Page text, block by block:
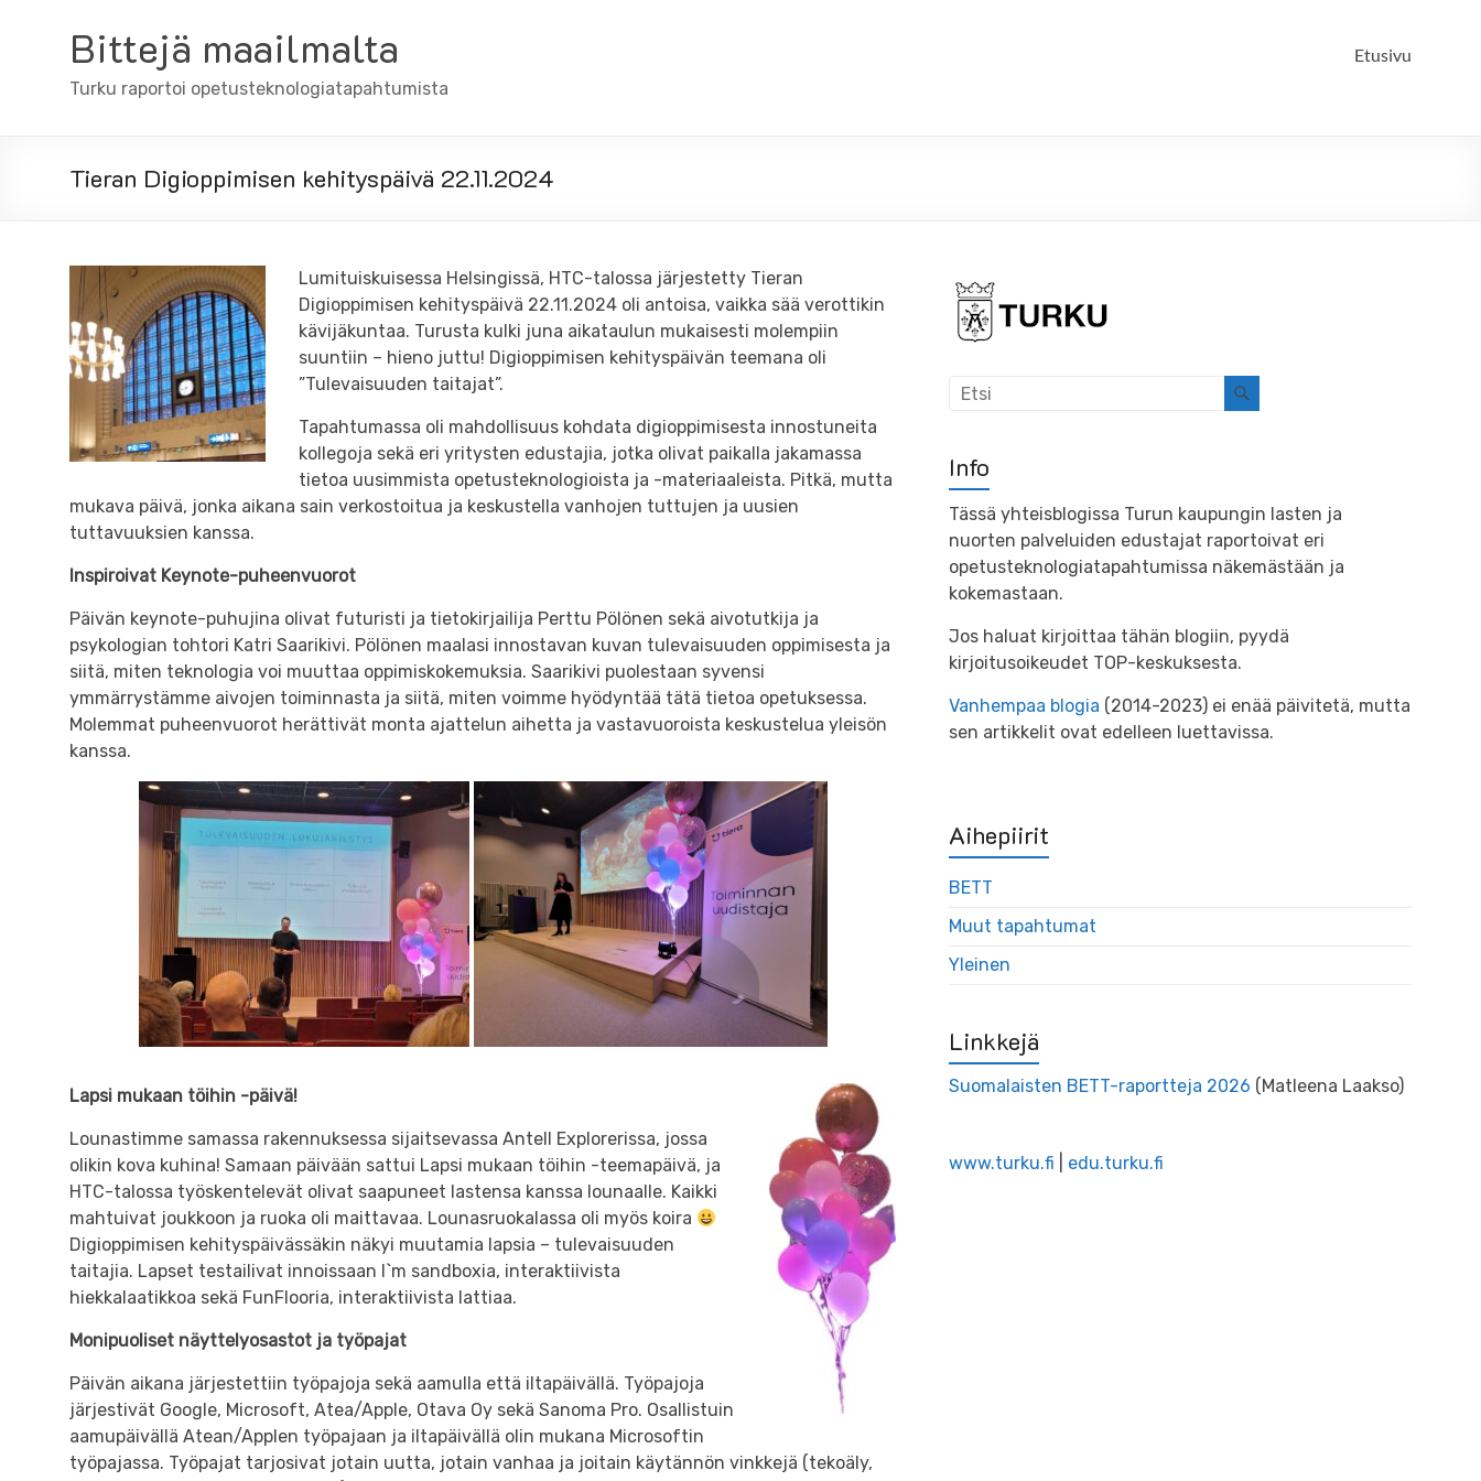
Bittejä maailmalta
Turku raportoi opetusteknologiatapahtumista
Etusivu
Tieran Digioppimisen kehityspäivä 22.11.2024
Lumituiskuisessa Helsingissä, HTC-talossa järjestetty Tieran
Digioppimisen kehityspäivä 22.11.2024 oli antoisa, vaikka sää verottikin
kävijäkuntaa. Turusta kulki juna aikataulun mukaisesti molempiin
suuntiin – hieno juttu! Digioppimisen kehityspäivän teemana oli
”Tulevaisuuden taitajat”.
Tapahtumassa oli mahdollisuus kohdata digioppimisesta innostuneita
kollegoja sekä eri yritysten edustajia, jotka olivat paikalla jakamassa
tietoa uusimmista opetusteknologioista ja -materiaaleista. Pitkä, mutta
mukava päivä, jonka aikana sain verkostoitua ja keskustella vanhojen tuttujen ja uusien
tuttavuuksien kanssa.
Inspiroivat Keynote-puheenvuorot
Päivän keynote-puhujina olivat futuristi ja tietokirjailija Perttu Pölönen sekä aivotutkija ja
psykologian tohtori Katri Saarikivi. Pölönen maalasi innostavan kuvan tulevaisuuden oppimisesta ja
siitä, miten teknologia voi muuttaa oppimiskokemuksia. Saarikivi puolestaan syvensi
ymmärrystämme aivojen toiminnasta ja siitä, miten voimme hyödyntää tätä tietoa opetuksessa.
Molemmat puheenvuorot herättivät monta ajattelun aihetta ja vastavuoroista keskustelua yleisön
kanssa.
Lapsi mukaan töihin -päivä!
Lounastimme samassa rakennuksessa sijaitsevassa Antell Explorerissa, jossa
olikin kova kuhina! Samaan päivään sattui Lapsi mukaan töihin -teemapäivä, ja
HTC-talossa työskentelevät olivat saapuneet lastensa kanssa lounaalle. Kaikki
mahtuivat joukkoon ja ruoka oli maittavaa. Lounasruokalassa oli myös koira
Digioppimisen kehityspäivässäkin näkyi muutamia lapsia – tulevaisuuden
taitajia. Lapset testailivat innoissaan I`m sandboxia, interaktiivista
hiekkalaatikkoa sekä FunFlooria, interaktiivista lattiaa.
Monipuoliset näyttelyosastot ja työpajat
Päivän aikana järjestettiin työpajoja sekä aamulla että iltapäivällä. Työpajoja
järjestivät Google, Microsoft, Atea/Apple, Otava Oy sekä Sanoma Pro. Osallistuin
aamupäivällä Atean/Applen työpajaan ja iltapäivällä olin mukana Microsoftin
työpajassa. Työpajat tarjosivat jotain uutta, jotain vanhaa ja joitain käytännön vinkkejä (tekoäly,
Info
Tässä yhteisblogissa Turun kaupungin lasten ja
nuorten palveluiden edustajat raportoivat eri
opetusteknologiatapahtumissa näkemästään ja
kokemastaan.
Jos haluat kirjoittaa tähän blogiin, pyydä
kirjoitusoikeudet TOP-keskuksesta.
Vanhempaa blogia (2014-2023) ei enää päivitetä, mutta
sen artikkelit ovat edelleen luettavissa.
Aihepiirit
BETT
Muut tapahtumat
Yleinen
Linkkejä
Suomalaisten BETT-raportteja 2026 (Matleena Laakso)
www.turku.fi edu.turku.fi